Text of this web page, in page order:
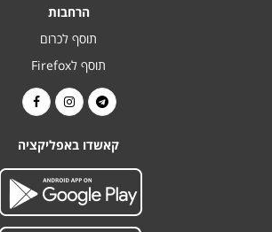
הרחבות
תוסף לכרום
תוסף לFirefox
קאשדו באפליקציה